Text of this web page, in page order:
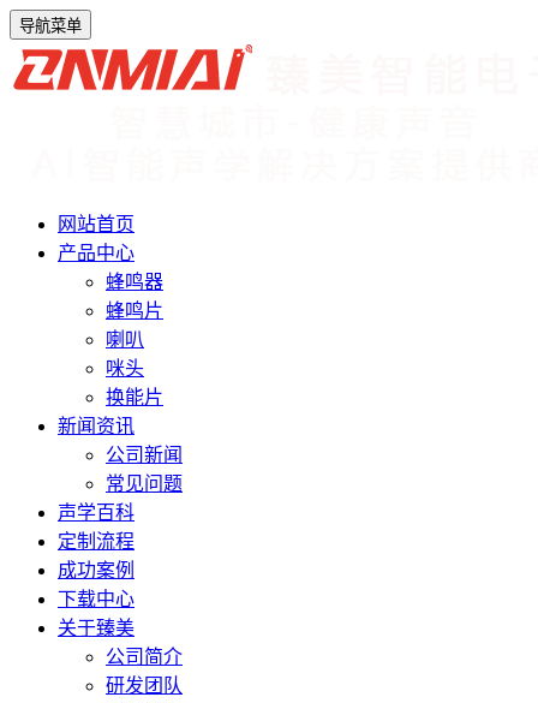
导航菜单
网站首页
产品中心
蜂鸣器
蜂鸣片
喇叭
咪头
换能片
新闻资讯
公司新闻
常见问题
声学百科
定制流程
成功案例
下载中心
关于臻美
公司简介
研发团队